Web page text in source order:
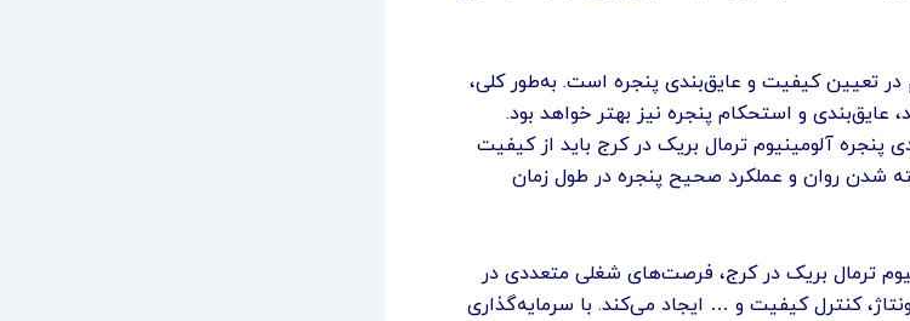
تعیین کیفیت و عایق‌بندی پنجره است. به‌طور کلی،
و استحکام پنجره نیز بهتر خواهد بود.
پنجره آلومینیوم ترمال بریک در کرج باید از کیفیت
بسته شدن روان و عملکرد صحیح پنجره در طول زمان
ترمال بریک در کرج، فرصت‌های شغلی متعددی در
کنترل کیفیت و … ایجاد می‌کند. با سرمایه‌گذاری